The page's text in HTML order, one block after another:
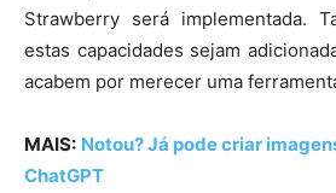
Strawberry será implementada.
estas capacidades sejam
acabem por merecer uma
MAIS: Notou? Já pode criar
ChatGPT